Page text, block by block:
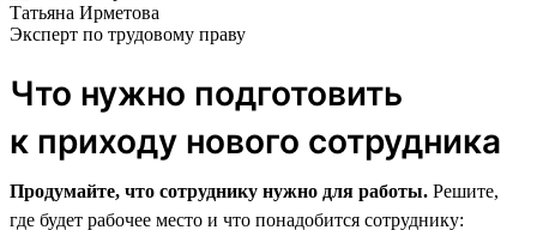
Татьяна Ирметова
Эксперт по трудовому праву
Что нужно подготовить
к приходу нового сотрудника
Продумайте, что сотруднику нужно для работы. Решите,
где будет рабочее место и что понадобится сотруднику: